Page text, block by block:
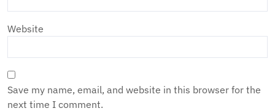
Website
Save my name, email, and website in this browser for the
next time I comment.